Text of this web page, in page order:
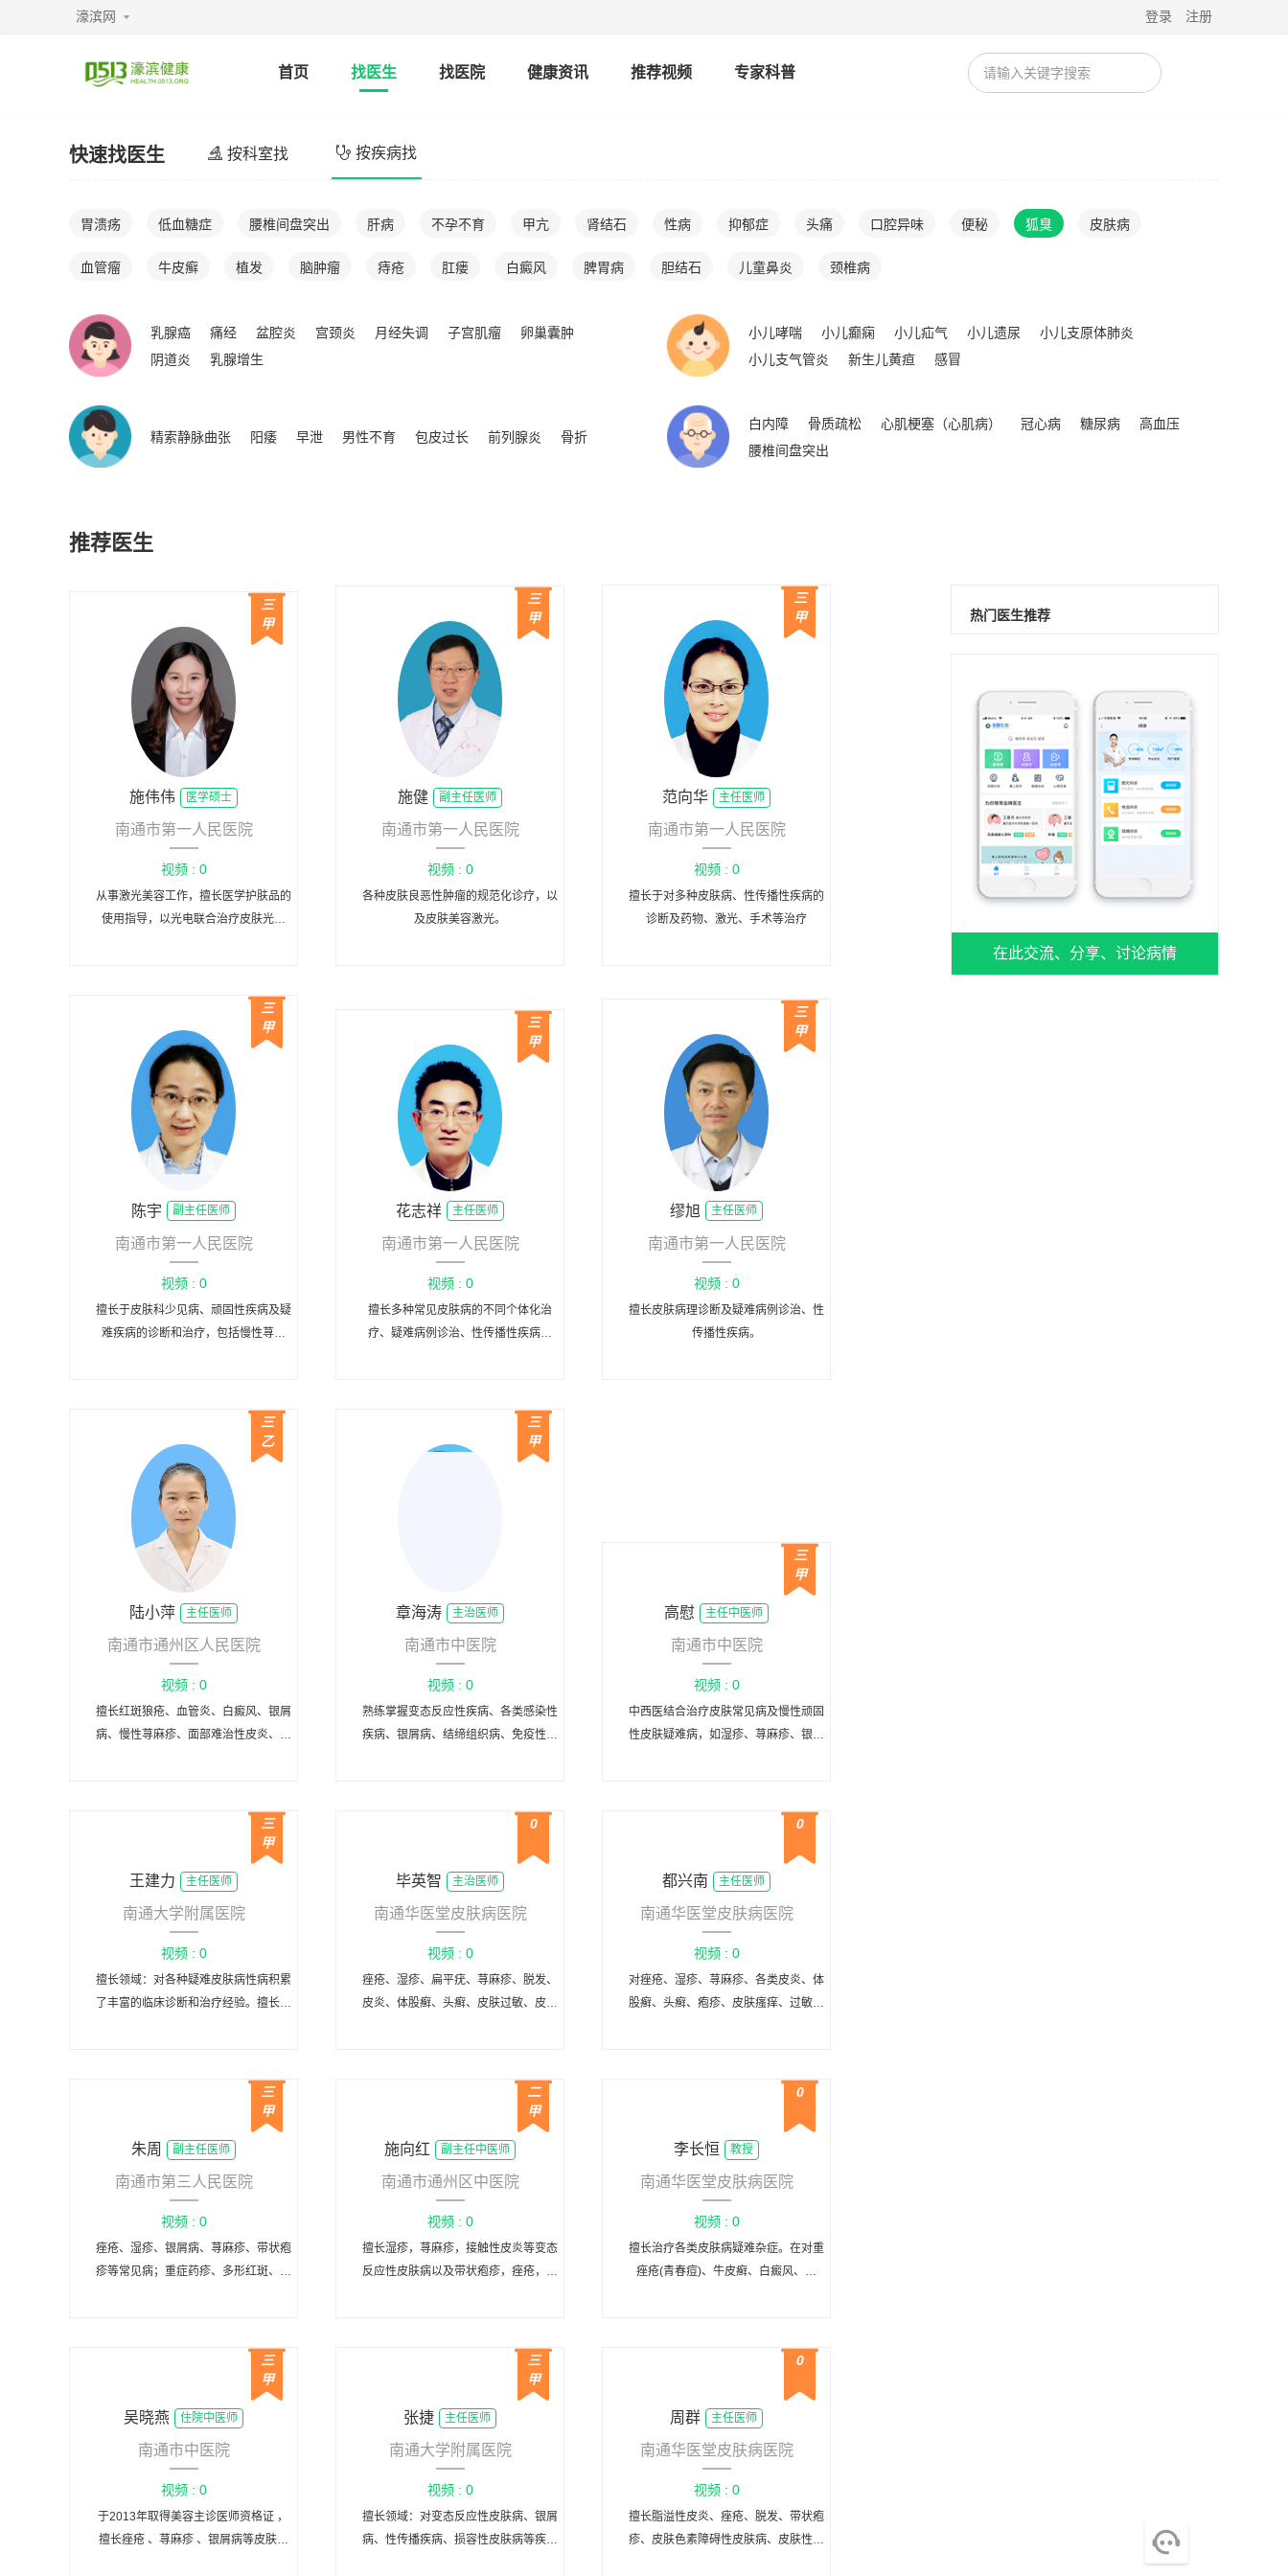
濠滨网 登录 注册
首页 找医生 找医院 健康资讯 推荐视频 专家科普
快速找医生 按科室找 按疾病找
胃溃疡 低血糖症 腰椎间盘突出 肝病 不孕不育 甲亢 肾结石 性病 抑郁症 头痛 口腔异味 便秘 狐臭 皮肤病
血管瘤 牛皮癣 植发 脑肿瘤 痔疮 肛瘘 白癜风 脾胃病 胆结石 儿童鼻炎 颈椎病
乳腺癌 痛经 盆腔炎 宫颈炎 月经失调 子宫肌瘤
卵巢囊肿
阴道炎
乳腺增生
小儿哮喘 小儿癫痫 小儿疝气 小儿遗尿
小儿支原体肺炎
小儿支气管炎
新生儿黄疸 感冒
精索静脉曲张 阳痿 早泄 男性不育 包皮过长 前列腺炎 骨折
白内障 骨质疏松 心肌梗塞（心肌病） 冠心病 糖尿病
高血压
腰椎间盘突出
推荐医生
施伟伟 医学硕士
南通市第一人民医院
视频 : 0
从事激光美容工作，擅长医学护肤品的
使用指导，以光电联合治疗皮肤光老
斑等损容性疾病的诊治，擅长敏感肌等
皮肤亚健康状态的调理和面部年轻化的
激光治疗。
三
甲
施健 副主任医师
南通市第一人民医院
视频 : 0
各种皮肤良恶性肿瘤的规范化诊疗，以
及皮肤美容激光。
三
甲
范向华 主任医师
南通市第一人民医院
视频 : 0
擅长于对多种皮肤病、性传播性疾病的
诊断及药物、激光、手术等治疗
三
甲
陈宇 副主任医师
南通市第一人民医院
视频 : 0
擅长于皮肤科少见病、顽固性疾病及疑
难疾病的诊断和治疗，包括慢性荨麻
三
甲
花志祥 主任医师
南通市第一人民医院
视频 : 0
擅长多种常见皮肤病的不同个体化治
疗、疑难病例诊治、性传播性疾病诊
三
甲
缪旭 主任医师
南通市第一人民医院
视频 : 0
擅长皮肤病理诊断及疑难病例诊治、性
传播性疾病。
三
甲
陆小萍 主任医师
南通市通州区人民医院
视频 : 0
擅长红斑狼疮、血管炎、白癜风、银屑
病、慢性荨麻疹、面部难治性皮炎、痤
三
乙
章海涛 主治医师
南通市中医院
视频 : 0
熟练掌握变态反应性疾病、各类感染性
疾病、银屑病、结缔组织病、免疫性大
三
甲
高慰 主任中医师
南通市中医院
视频 : 0
中西医结合治疗皮肤常见病及慢性顽固
性皮肤疑难病，如湿疹、荨麻疹、银屑
三
甲
王建力 主任医师
南通大学附属医院
视频 : 0
擅长领域：对各种疑难皮肤病性病积累
了丰富的临床诊断和治疗经验。擅长皮
三
甲
毕英智 主治医师
南通华医堂皮肤病医院
视频 : 0
痤疮、湿疹、扁平疣、荨麻疹、脱发、
皮炎、体股癣、头癣、皮肤过敏、皮肤
0
都兴南 主任医师
南通华医堂皮肤病医院
视频 : 0
对痤疮、湿疹、荨麻疹、各类皮炎、体
股癣、头癣、疱疹、皮肤瘙痒、过敏性
屑病(牛皮癣)等顽固性皮肤病亦有独到
0
朱周 副主任医师
南通市第三人民医院
视频 : 0
痤疮、湿疹、银屑病、荨麻疹、带状疱
疹等常见病；重症药疹、多形红斑、天
复等；尤其擅长皮肤美容外科和皮肤病
三
甲
施向红 副主任中医师
南通市通州区中医院
视频 : 0
擅长湿疹，荨麻疹，接触性皮炎等变态
反应性皮肤病以及带状疱疹，痤疮，银
二
甲
李长恒 教授
南通华医堂皮肤病医院
视频 : 0
擅长治疗各类皮肤病疑难杂症。在对重
痤疮(青春痘)、牛皮癣、白癜风、湿
0
吴晓燕 住院中医师
南通市中医院
视频 : 0
于2013年取得美容主诊医师资格证 ，
擅长痤疮 、荨麻疹 、银屑病等皮肤科
三
甲
张捷 主任医师
南通大学附属医院
视频 : 0
擅长领域：对变态反应性皮肤病、银屑
病、性传播疾病、损容性皮肤病等疾病
三
甲
周群 主任医师
南通华医堂皮肤病医院
视频 : 0
擅长脂溢性皮炎、痤疮、脱发、带状疱
疹、皮肤色素障碍性皮肤病、皮肤性病
0
热门医生推荐
在此交流、分享、讨论病情